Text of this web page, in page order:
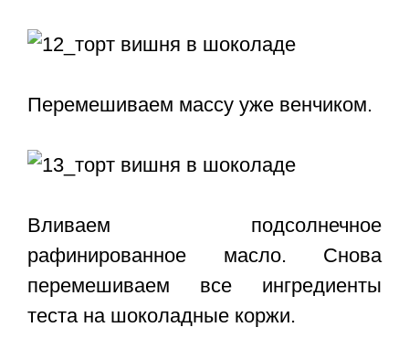
Перемешиваем массу уже венчиком.
Вливаем подсолнечное
рафинированное масло. Снова
перемешиваем все ингредиенты
теста на шоколадные коржи.